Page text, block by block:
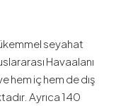
seyahat
Havaalanı
hem iç hem de dış
Ayrıca 140